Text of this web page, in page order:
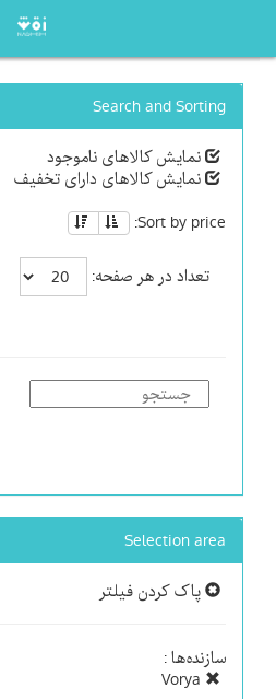
Search and Sorting
نمایش کالاهای ناموجود
نمایش کالاهای دارای تخفیف
Sort by price:
تعداد در هر صفحه:
Selection area
پاک کردن فیلتر
سازنده‌ها :